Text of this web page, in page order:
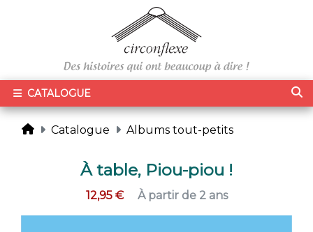
CATALOGUE
Catalogue Albums tout-petits
À table, Piou-piou !
12,95 € À partir de 2 ans